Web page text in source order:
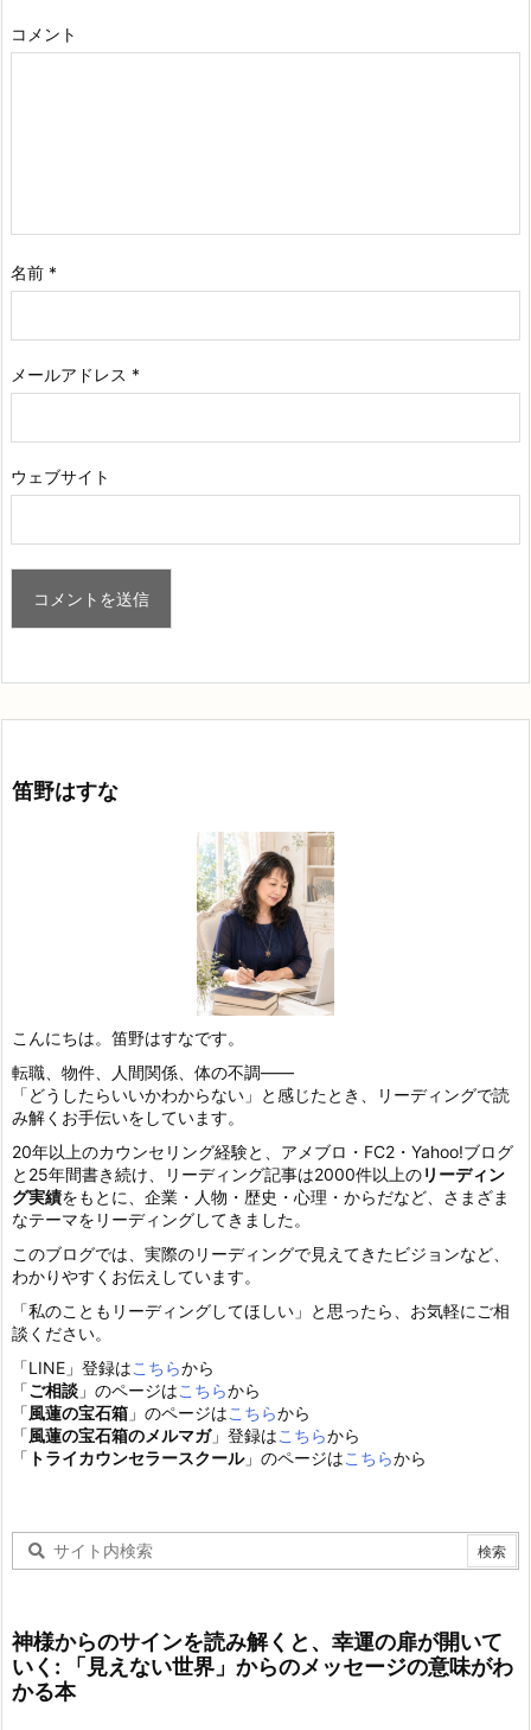
コメント
名前 *
メールアドレス *
ウェブサイト
笛野はすな
こんにちは。笛野はすなです。
転職、物件、人間関係、体の不調——
「どうしたらいいかわからない」と感じたとき、リーディングで読
み解くお手伝いをしています。
20年以上のカウンセリング経験と、アメブロ・FC2・Yahoo!ブログ
と25年間書き続け、リーディング記事は2000件以上のリーディン
グ実績をもとに、企業・人物・歴史・心理・からだなど、さまざま
なテーマをリーディングしてきました。
このブログでは、実際のリーディングで見えてきたビジョンなど、
わかりやすくお伝えしています。
「私のこともリーディングしてほしい」と思ったら、お気軽にご相
談ください。
「LINE」登録はこちらから
「ご相談 」のページはこちらから
「風蓮の宝石箱 」のページはこちらから
「風蓮の宝石箱のメルマガ」登録はこちらから
「 トライカウンセラースクール」のページはこちらから
神様からのサインを読み解くと、幸運の扉が開いて
いく: 「見えない世界」からのメッセージの意味がわ
かる本